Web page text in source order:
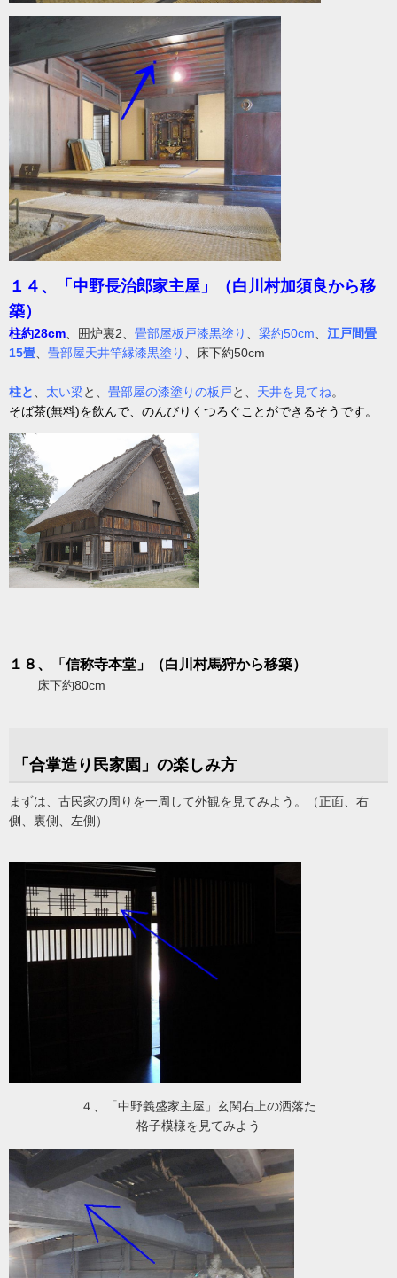
１４、「中野長治郎家主屋」（白川村加須良から移
築）
柱約28cm、囲炉裏2、 畳部屋板戸漆黒塗り 、 梁約50cm、 江戸間畳
15畳、 畳部屋天井竿縁漆黒塗り 、床下約50cm
柱と、 太い梁と、 畳部屋の漆塗りの板戸と、 天井を見てね。
そば茶(無料)を飲んで、のんびりくつろぐことができるそうです。
１８、「信称寺本堂」（白川村馬狩から移築）
床下約80cm
「合掌造り民家園」の楽しみ方
まずは、古民家の周りを一周して外観を見てみよう。（正面、右
側、裏側、左側）
４、「中野義盛家主屋」玄関右上の洒落た
格子模様を見てみよう